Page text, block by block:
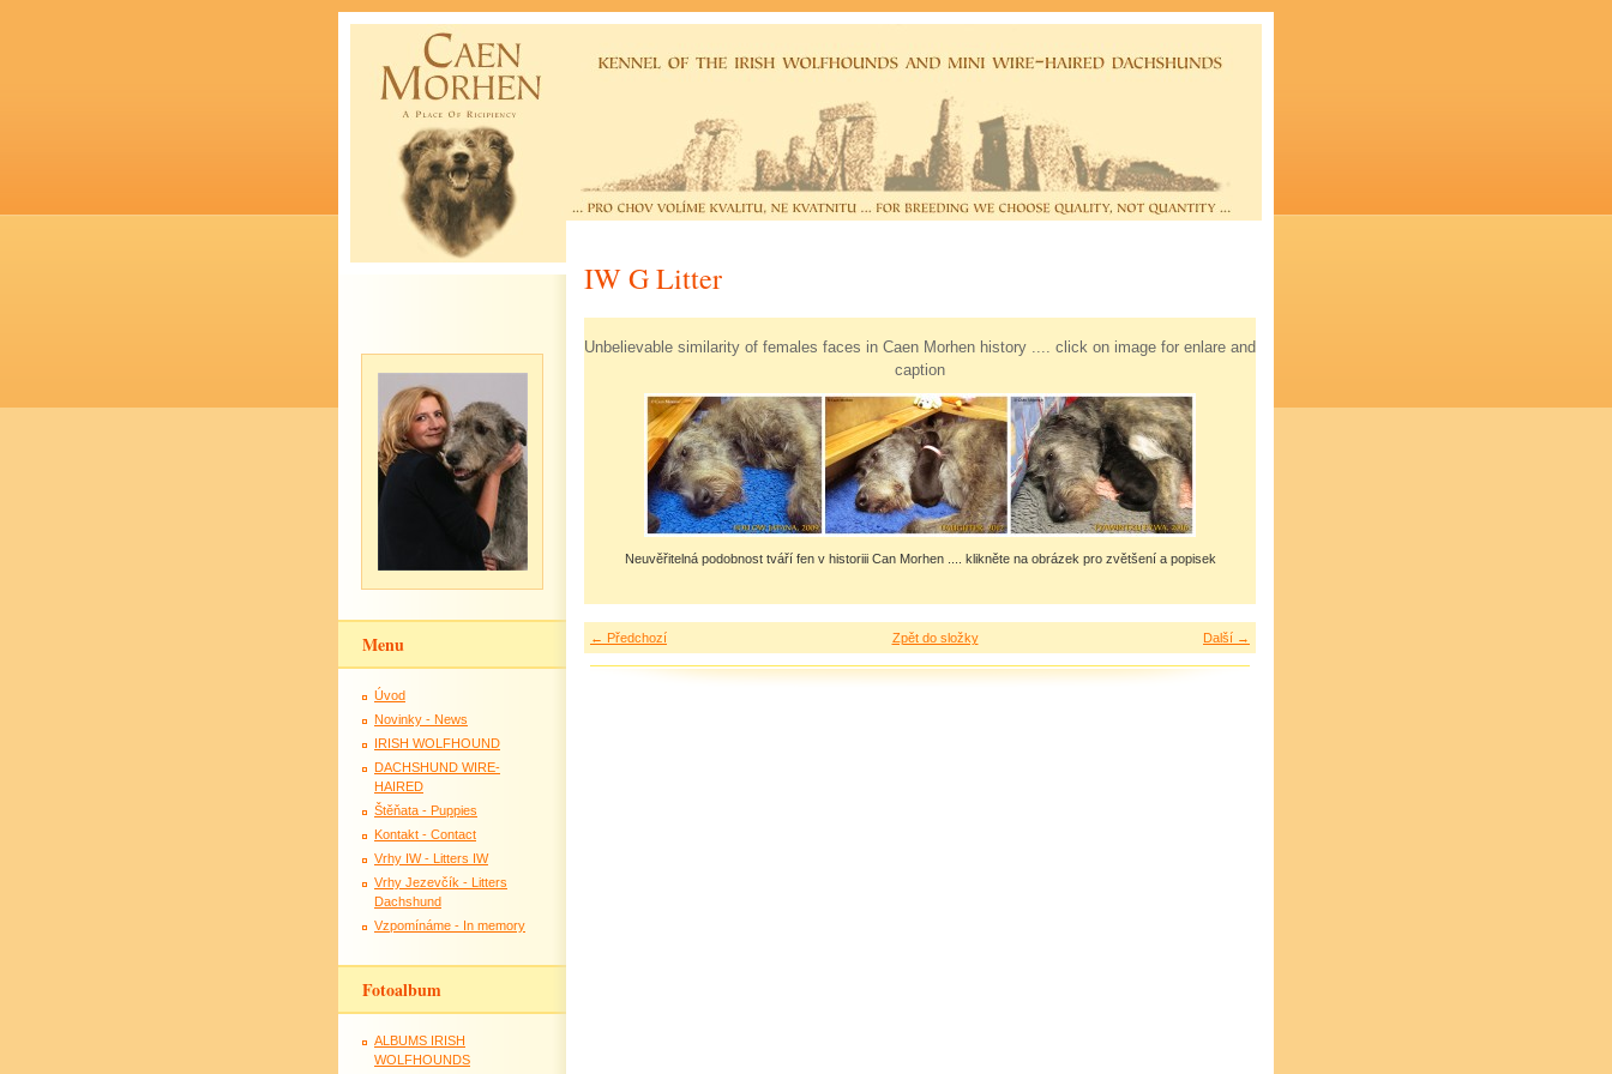
IW G Litter
Unbelievable similarity of females faces in Caen Morhen history .... click on image for enlare and
caption
Neuvěřitelná podobnost tváří fen v historiii Can Morhen .... klikněte na obrázek pro zvětšení a popisek
← Předchozí Další →
Zpět do složky
Menu
Úvod
Novinky - News
IRISH WOLFHOUND
DACHSHUND WIRE-
HAIRED
Štěňata - Puppies
Kontakt - Contact
Vrhy IW - Litters IW
Vrhy Jezevčík - Litters
Dachshund
Vzpomínáme - In memory
Fotoalbum
ALBUMS IRISH
WOLFHOUNDS